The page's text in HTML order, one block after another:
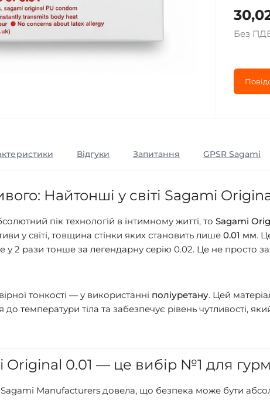
Без
Відгуки Запитання GPSR Sagami
Найтонші у світі Sagami
пік технологій в інтимному житті, то Sagami
у світі, товщина стінки яких становить лише 0.01 мм.
у 2 рази тонше за легендарну серію 0.02. Це не просто
тонкості — у використанні поліуретану. Цей
до температури тіла та забезпечує рівень чутливості,
0.01 — це вибір №1 для
Manufacturers довела, що безпека може бути